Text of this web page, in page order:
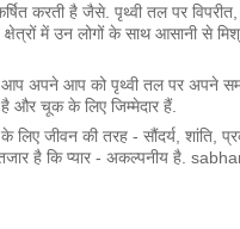
करती है जैसे. पृथ्वी तल पर
में उन लोगों के साथ आसानी से
आप अपने आप को पृथ्वी तल पर अपने
है और चूक के लिए जिम्मेदार हैं.
लिए जीवन की तरह - सौंदर्य, शांति,
है कि प्यार - अकल्पनीय है.